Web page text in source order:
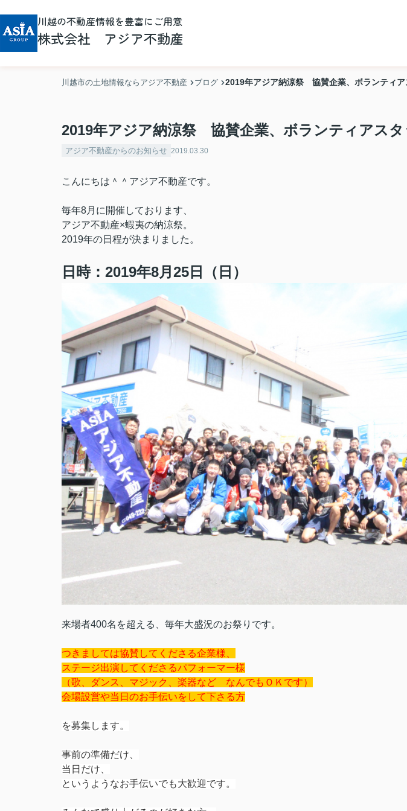
川越の不動産情報を豊富にご用意
株式会社 アジア不動産
川越市の土地情報ならアジア不動産 ブログ 2019年アジア納涼祭 協賛企業、ボランティア
2019年アジア納涼祭 協賛企業、ボランティアスタ
アジア不動産からのお知らせ 2019.03.30
こんにちは＾＾アジア不動産です。
毎年8月に開催しております、
アジア不動産×蝦夷の納涼祭。
2019年の日程が決まりました。
日時：2019年8月25日（日）
来場者400名を超える、毎年大盛況のお祭りです。
つきましては協賛してくださる企業様、
ステージ出演してくださるパフォーマー様
（歌、ダンス、マジック、楽器など なんでもＯＫです）
会場設営や当日のお手伝いをして下さる方
を募集します。
事前の準備だけ、
当日だけ、
というようなお手伝いでも大歓迎です。